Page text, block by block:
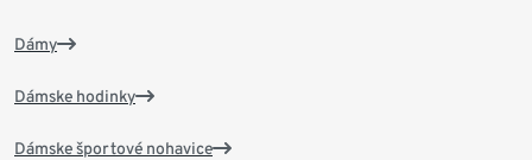
Dámy
Dámske hodinky
Dámske športové nohavice